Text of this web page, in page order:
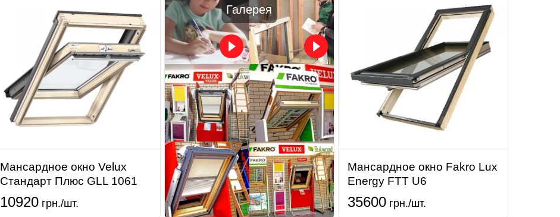
Мансардное окно Velux
Стандарт Плюс GLL 1061
10920 грн./шт.
Галерея
Мансардное окно Fakro Lux
Energy FTT U6
35600грн./шт.